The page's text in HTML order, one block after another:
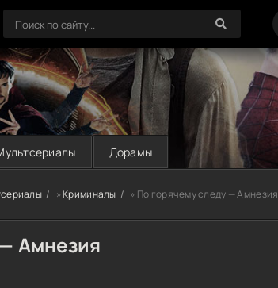
Дорамы
»Криминалы » По горячему следу — Амнезия
Амнезия